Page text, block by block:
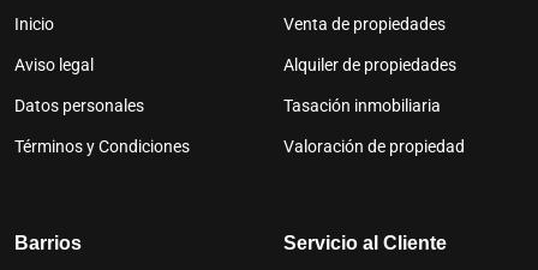
Inicio
Aviso legal
Datos personales
Términos y Condiciones
Venta de propiedades
Alquiler de propiedades
Tasación inmobiliaria
Valoración de propiedad
Barrios Servicio al Cliente